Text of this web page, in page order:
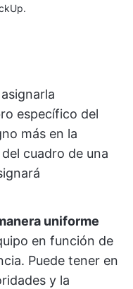
específico del
más en la
cuadro de una
uniforme
en función de
Puede tener en
y la